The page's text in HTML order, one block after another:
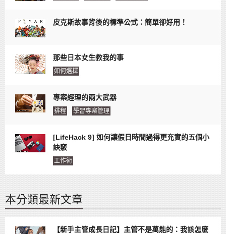
皮克斯故事背後的標準公式：簡單卻好用！
那些日本女生教我的事
如何選擇
專案經理的兩大武器
排程 學習專案管理
[LifeHack 9] 如何讓假日時間過得更充實的五個小
訣竅
工作術
本分類最新文章
【新手主管成長日記】主管不是萬能的：我該怎麼